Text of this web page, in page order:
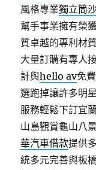
風格專業獨立筒
幫手事業擁有榮
質卓越的專利材
大量訂購有專人
計與hello av免
選跑掉讓許多明星
服務輕鬆下訂宜
山島觀賞龜山八
華汽車借款提供
統多元完善與板